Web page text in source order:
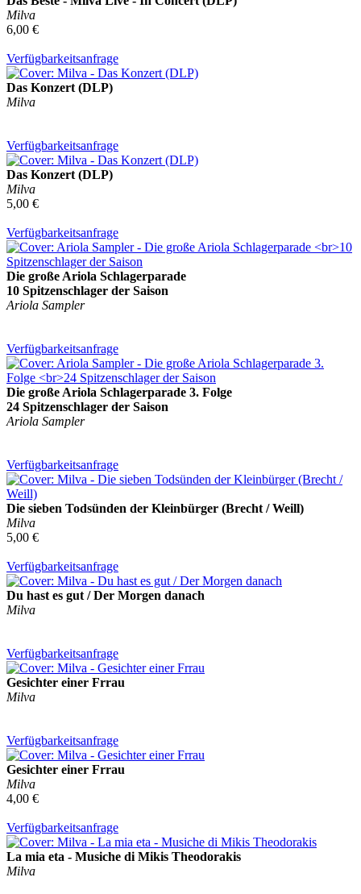
Milva
6,00 €
Verfügbarkeitsanfrage
Das Konzert (DLP)
Milva
Verfügbarkeitsanfrage
Das Konzert (DLP)
Milva
5,00 €
Verfügbarkeitsanfrage
Die große Ariola Schlagerparade
10 Spitzenschlager der Saison
Ariola Sampler
Verfügbarkeitsanfrage
Die große Ariola Schlagerparade 3. Folge
24 Spitzenschlager der Saison
Ariola Sampler
Verfügbarkeitsanfrage
Die sieben Todsünden der Kleinbürger (Brecht / Weill)
Milva
5,00 €
Verfügbarkeitsanfrage
Du hast es gut / Der Morgen danach
Milva
Verfügbarkeitsanfrage
Gesichter einer Frrau
Milva
Verfügbarkeitsanfrage
Gesichter einer Frrau
Milva
4,00 €
Verfügbarkeitsanfrage
La mia eta - Musiche di Mikis Theodorakis
Milva